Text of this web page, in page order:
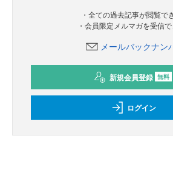
・全ての過去記事が閲覧で
・会員限定メルマガを受信
メールバックナン
新規会員登録 無料
ログイン